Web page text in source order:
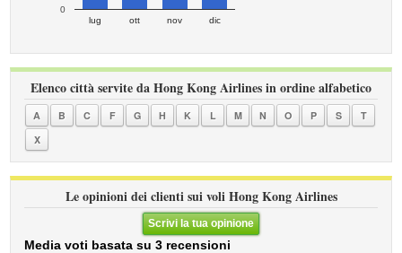
lug ott nov dic
0
Elenco città servite da Hong Kong Airlines in ordine alfabetico
A B C F G H K L M N O P S
T
X
Le opinioni dei clienti sui voli Hong Kong Airlines
Scrivi la tua opinione
Media voti basata su 3 recensioni